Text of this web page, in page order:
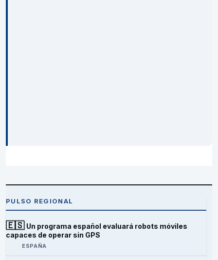
PULSO REGIONAL
🇪🇸 Un programa español evaluará robots móviles
capaces de operar sin GPS
ESPAÑA